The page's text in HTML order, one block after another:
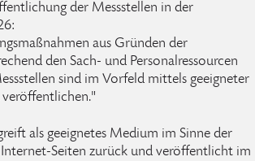
der Messstellen in der
aus Gründen der
den Sach- und Personalressourcen
sind im Vorfeld mittels geeigneter
als geeignetes Medium im Sinne der
Seiten zurück und veröffentlicht im